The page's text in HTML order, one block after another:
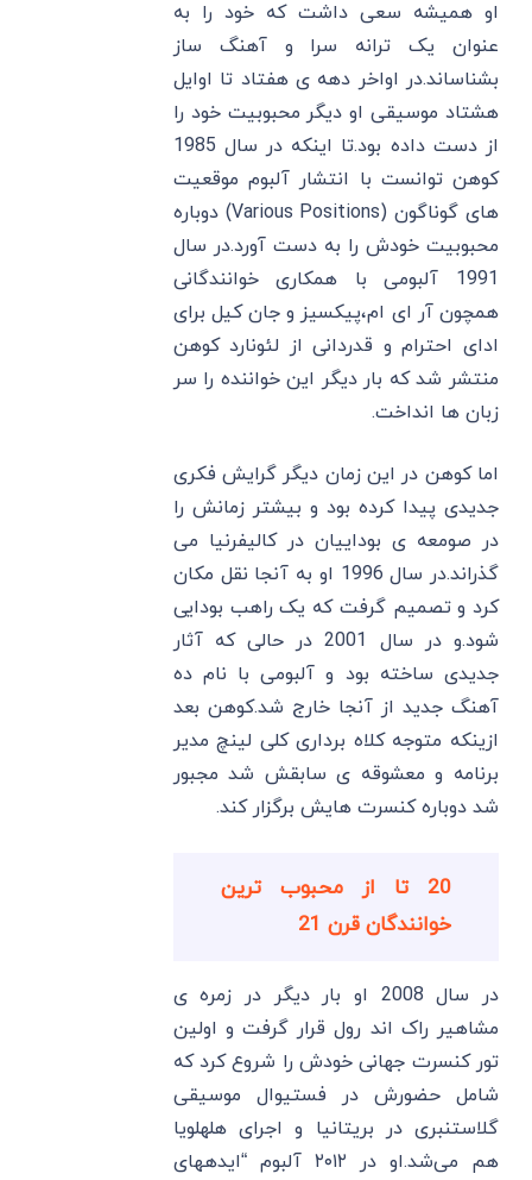
او همیشه سعی داشت که خود را به
عنوان یک ترانه سرا و آهنگ ساز
بشناساند.در اواخر دهه ی هفتاد تا اوایل
هشتاد موسیقی او دیگر محبوبیت خود را
از دست داده بود.تا اینکه در سال 1985
کوهن توانست با انتشار آلبوم موقعیت
های گوناگون (Various Positions) دوباره
محبوبیت خودش را به دست آورد.در سال
1991 آلبومی با همکاری خوانندگانی
همچون آر ای ام،پیکسیز و جان کیل برای
ادای احترام و قدردانی از لئونارد کوهن
منتشر شد که بار دیگر این خواننده را سر
زبان ها انداخت.
اما کوهن در این زمان دیگر گرایش فکری
جدیدی پیدا کرده بود و بیشتر زمانش را
در صومعه ی بوداییان در کالیفرنیا می
گذراند.در سال 1996 او به آنجا نقل مکان
کرد و تصمیم گرفت که یک راهب بودایی
شود.و در سال 2001 در حالی که آثار
جدیدی ساخته بود و آلبومی با نام ده
آهنگ جدید از آنجا خارج شد.کوهن بعد
ازینکه متوجه کلاه برداری کلی لینچ مدیر
برنامه و معشوقه ی سابقش شد مجبور
شد دوباره کنسرت هایش برگزار کند.
20 تا از محبوب ترین
خوانندگان قرن 21
در سال 2008 او بار دیگر در زمره ی
مشاهیر راک اند رول قرار گرفت و اولین
تور کنسرت جهانی خودش را شروع کرد که
شامل حضورش در فستیوال موسیقی
گلاستنبری در بریتانیا و اجرای هله‎لویا
هم می‌شد.او در ۲۰۱۲ آلبوم “ایده‎های